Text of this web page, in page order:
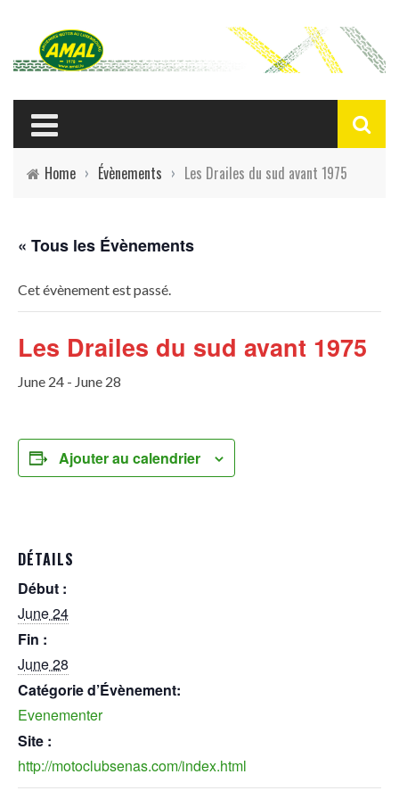
Home › Évènements › Les Drailes du sud avant 1975
« Tous les Évènements
Cet évènement est passé.
Les Drailes du sud avant 1975
June 24 - June 28
Ajouter au calendrier
DÉTAILS
Début :
June 24
Fin :
June 28
Catégorie d’Évènement:
Evenementer
Site :
http://motoclubsenas.com/index.html